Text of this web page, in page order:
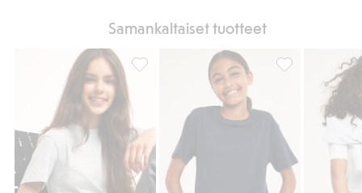
Samankaltaiset tuotteet
T-paita, Lisää suosikkeihin T-paita, Lisää